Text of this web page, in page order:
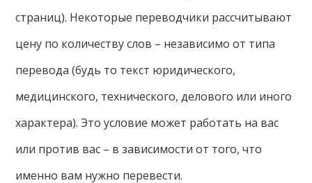
страниц). Некоторые переводчики рассчитывают
цену по количеству слов – независимо от типа
перевода (будь то текст юридического,
медицинского, технического, делового или иного
характера). Это условие может работать на вас
или против вас – в зависимости от того, что
именно вам нужно перевести.